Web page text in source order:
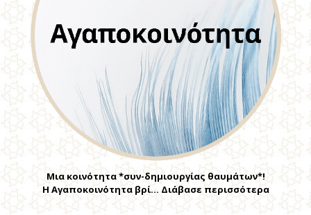
Μια κοινότητα *συν-δημιουργίας θαυμάτων*!
Η Αγαποκοινότητα βρί… Διάβασε περισσότερα